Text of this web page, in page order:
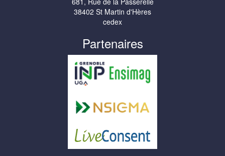
38402 St Martin d'Hères
cedex
Partenaires